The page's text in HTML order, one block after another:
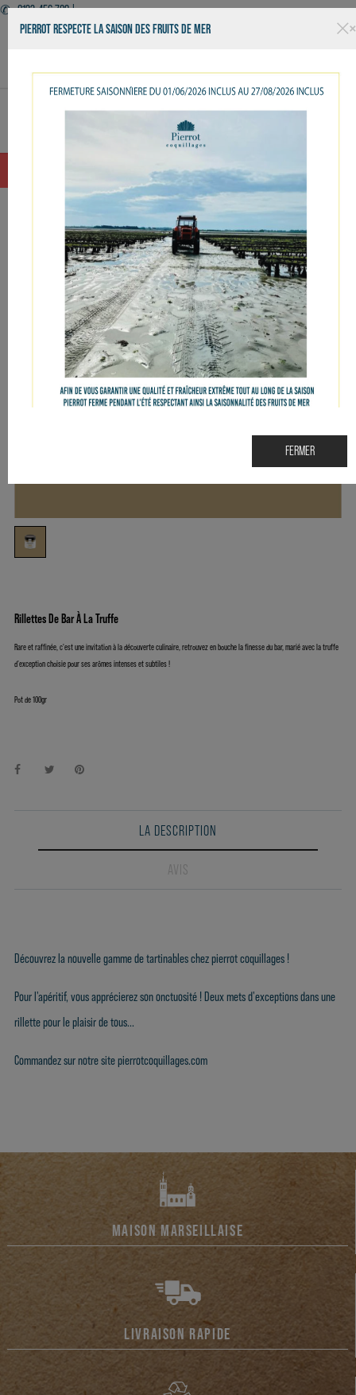
✆ +0123-456-789 |
FacebookTwitter YouTube
OUVERT 7J7 - LIVRAISON - KIOSQUE - RESTAURANT
Rillettes De Bar À La Truffe
Rare et raffinée, c'est une invitation à la découverte culinaire, retrouvez en bouche la finesse du bar, marié avec la truffe
d'exception choisie pour ses arômes intenses et subtiles !
Pot de 100gr
LA DESCRIPTION
AVIS
Découvrez la nouvelle gamme de tartinables chez pierrot coquillages !
Pour l'apéritif, vous apprécierez son onctuosité ! Deux mets d'exceptions dans une
rillette pour le plaisir de tous...
Commandez sur notre site pierrotcoquillages.com
MAISON MARSEILLAISE
LIVRAISON RAPIDE
×
PIERROT RESPECTE LA SAISON DES FRUITS DE MER
FERMER